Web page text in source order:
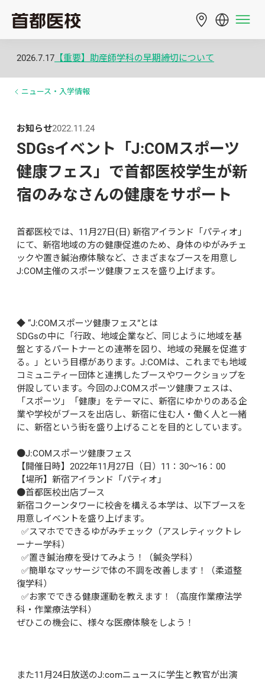
2026.7.17 【重要】助産師学科の早期締切について
ニュース・入学情報
お知らせ2022.11.24
SDGsイベント「J:COMスポーツ
健康フェス」で首都医校学生が新
宿のみなさんの健康をサポート
首都医校では、11月27日(日) 新宿アイランド「パティオ」
にて、新宿地域の方の健康促進のため、身体のゆがみチェ
ックや置き鍼治療体験など、さまざまなブースを用意し
J:COM主催のスポーツ健康フェスを盛り上げます。
◆ “J:COMスポーツ健康フェス”とは
SDGsの中に「行政、地域企業など、同じように地域を基
盤とするパートナーとの連帯を図り、地域の発展を促進す
る。」という目標があります。J:COMは、これまでも地域
コミュニティー団体と連携したブースやワークショップを
併設しています。今回のJ:COMスポーツ健康フェスは、
「スポーツ」「健康」をテーマに、新宿にゆかりのある企
業や学校がブースを出店し、新宿に住む人・働く人と一緒
に、新宿という街を盛り上げることを目的としています。
●J:COMスポーツ健康フェス
【開催日時】2022年11月27日（日）11：30～16：00
【場所】新宿アイランド「パティオ」
●首都医校出店ブース
新宿コクーンタワーに校舎を構える本学は、以下ブースを
用意しイベントを盛り上げます。
ーナー学科）
復学科）
科・作業療法学科）
ぜひこの機会に、様々な医療体験をしよう！
また11月24日放送のJ:comニュースに学生と教官が出演